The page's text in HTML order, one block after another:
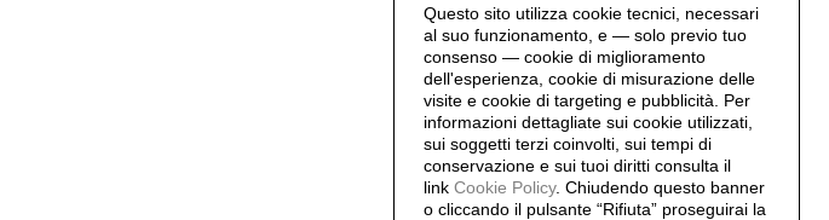
Questo sito utilizza cookie tecnici, necessari
al suo funzionamento, e — solo previo tuo
consenso — cookie di miglioramento
dell'esperienza, cookie di misurazione delle
visite e cookie di targeting e pubblicità. Per
informazioni dettagliate sui cookie utilizzati,
sui soggetti terzi coinvolti, sui tempi di
conservazione e sui tuoi diritti consulta il
link Cookie Policy. Chiudendo questo banner
o cliccando il pulsante “Rifiuta” proseguirai la